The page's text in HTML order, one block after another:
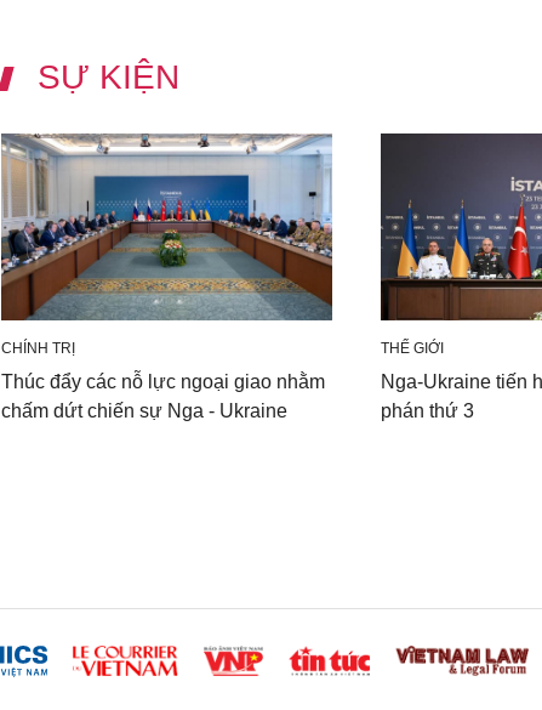
SỰ KIỆN
CHÍNH TRỊ
Thúc đẩy các nỗ lực ngoại giao nhằm
chấm dứt chiến sự Nga - Ukraine
THẾ GIỚI
Nga-Ukraine tiến
phán thứ 3